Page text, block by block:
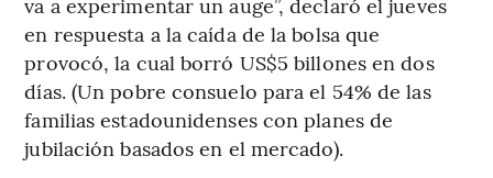
en respuesta a la caída de la bolsa que
provocó, la cual borró US$5 billones en dos
días. (Un pobre consuelo para el 54% de las
familias estadounidenses con planes de
jubilación basados ​​en el mercado).